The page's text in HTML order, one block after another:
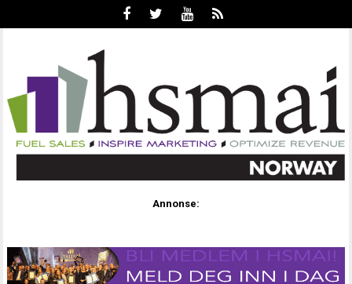
Annonse: